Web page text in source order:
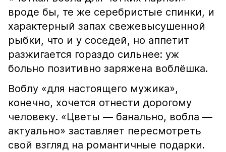
вроде бы, те же серебристые спинки, и
характерный запах свежевысушенной
рыбки, что и у соседей, но аппетит
разжигается гораздо сильнее: уж
больно позитивно заряжена воблёшка.
Воблу «для настоящего мужика»,
конечно, хочется отнести дорогому
человеку. «Цветы — банально, вобла —
актуально» заставляет пересмотреть
свой взгляд на романтичные подарки.